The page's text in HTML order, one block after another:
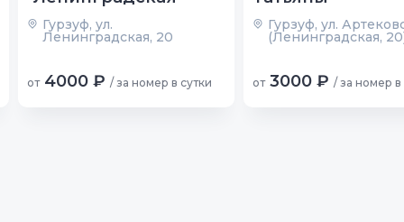
Гурзуф, ул.
Ленинградская, 20
от 4000 ₽ / за номер в сутки
Гурзуф, ул.
(Ленинградская,
от 3000 ₽ / за номер в